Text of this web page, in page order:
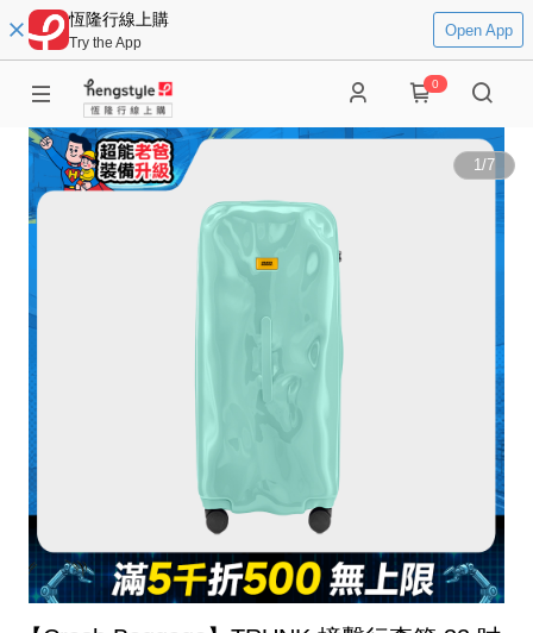
恆隆行線上購
Try the App
Open App
0
1/7